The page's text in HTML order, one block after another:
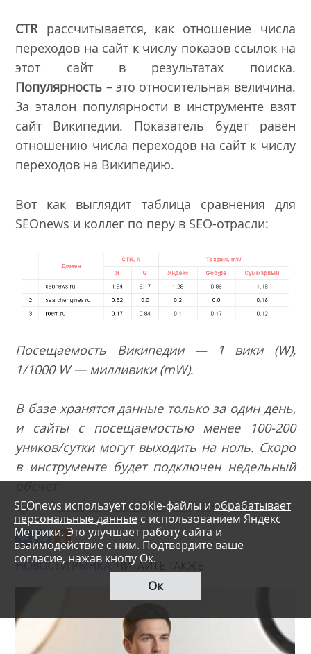
CTR рассчитывается, как отношение числа
переходов на сайт к числу показов ссылок на
этот сайт в результатах поиска.
Популярность – это относительная величина.
За эталон популярности в инструменте взят
сайт Википедии. Показатель будет равен
отношению числа переходов на сайт к числу
переходов на Википедию.
Вот как выглядит таблица сравнения для
SEOnews и коллег по перу в SEO-отрасли:
Посещаемость Википедии — 1 вики (W),
1/1000 W — милливики (mW).
В базе хранятся данные только за один день,
и сайты с посещаемостью менее 100-200
уников/сутки могут выходить на ноль. Скоро
в инструменте будет подключен недельный
обсчет.
Теги: Нейрон Андрей Иванов CTR Поиск Трафик Сайт
SEOnews использует cookie-файлы и обрабатывает
персональные данные с использованием Яндекс
Метрики. Это улучшает работу сайта и
взаимодействие с ним. Подтвердите ваше
согласие, нажав кнопу Ок.
Ок
НОВОСТИ РЫНКА:ЧИТАЙТЕ ТАКЖЕ